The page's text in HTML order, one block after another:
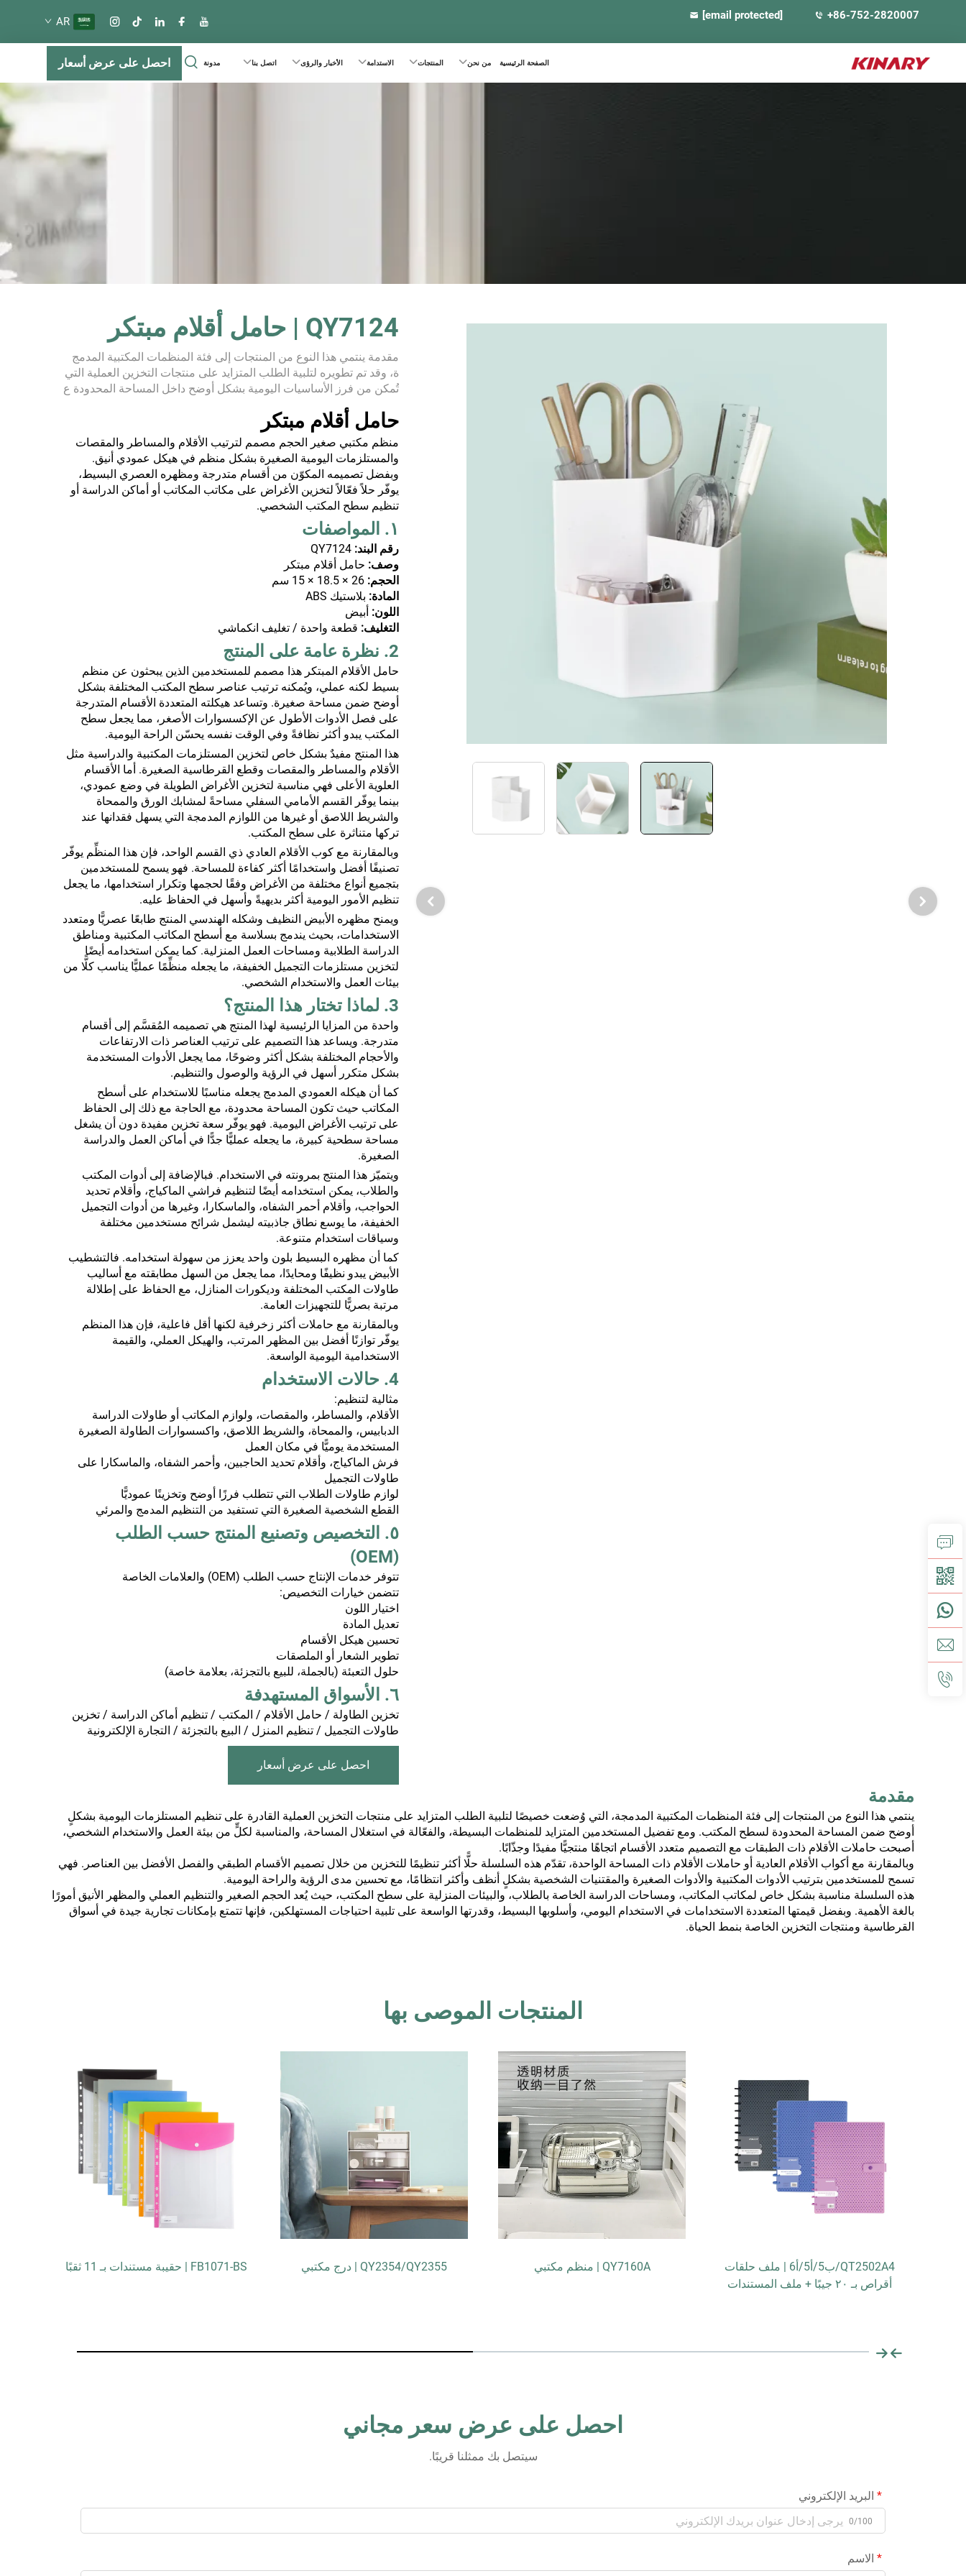
+86-752-2820007
[email protected]
AR
الصفحة الرئيسية من نحن المنتجات الاستدامة الأخبار والرؤى اتصل بنا مدونة احصل على عرض أسعار
QY7124 | حامل أقلام مبتكر
مقدمة ينتمي هذا النوع من المنتجات إلى فئة المنظمات المكتبية المدمج
ة، وقد تم تطويره لتلبية الطلب المتزايد على منتجات التخزين العملية التي
تُمكن من فرز الأساسيات اليومية بشكل أوضح داخل المساحة المحدودة ع
لى سطح المكتب. ومع تفضيل المستخدمين بشكل متزايد للمنظمات...
حامل أقلام مبتكر
منظم مكتبي صغير الحجم مصمم لترتيب الأقلام والمساطر والمقصات
والمستلزمات اليومية الصغيرة بشكل منظم في هيكل عمودي أنيق.
وبفضل تصميمه المكوّن من أقسام متدرجة ومظهره العصري البسيط،
يوفّر حلاً فعّالاً لتخزين الأغراض على مكاتب المكاتب أو أماكن الدراسة أو
تنظيم سطح المكتب الشخصي.
١. المواصفات
رقم البند: QY7124
وصف: حامل أقلام مبتكر
الحجم: 26 × 18.5 × 15 سم
المادة: بلاستيك ABS
اللون: أبيض
التغليف: قطعة واحدة / تغليف انكماشي
2. نظرة عامة على المنتج
حامل الأقلام المبتكر هذا مصمم للمستخدمين الذين يبحثون عن منظم
بسيط لكنه عملي، ويُمكنه ترتيب عناصر سطح المكتب المختلفة بشكل
أوضح ضمن مساحة صغيرة. وتساعد هيكلته المتعددة الأقسام المتدرجة
على فصل الأدوات الأطول عن الإكسسوارات الأصغر، مما يجعل سطح
المكتب يبدو أكثر نظافةً وفي الوقت نفسه يحسّن الراحة اليومية.
هذا المنتج مفيدٌ بشكل خاص لتخزين المستلزمات المكتبية والدراسية مثل
الأقلام والمساطر والمقصات وقطع القرطاسية الصغيرة. أما الأقسام
العلوية الأعلى فهي مناسبة لتخزين الأغراض الطويلة في وضع عمودي،
بينما يوفّر القسم الأمامي السفلي مساحةً لمشابك الورق والممحاة
والشريط اللاصق أو غيرها من اللوازم المدمجة التي يسهل فقدانها عند
تركها متناثرة على سطح المكتب.
وبالمقارنة مع كوب الأقلام العادي ذي القسم الواحد، فإن هذا المنظِّم يوفّر
تصنيفًا أفضل واستخدامًا أكثر كفاءة للمساحة. فهو يسمح للمستخدمين
بتجميع أنواع مختلفة من الأغراض وفقًا لحجمها وتكرار استخدامها، ما يجعل
تنظيم الأمور اليومية أكثر بديهيةً وأسهل في الحفاظ عليه.
ويمنح مظهره الأبيض النظيف وشكله الهندسي المنتج طابعًا عصريًّا ومتعدد
الاستخدامات، بحيث يندمج بسلاسة مع أسطح المكاتب المكتبية ومناطق
الدراسة الطلابية ومساحات العمل المنزلية. كما يمكن استخدامه أيضًا
لتخزين مستلزمات التجميل الخفيفة، ما يجعله منظِّمًا عمليًّا يناسب كلًّا من
بيئات العمل والاستخدام الشخصي.
3. لماذا تختار هذا المنتج؟
واحدة من المزايا الرئيسية لهذا المنتج هي تصميمه المُقسَّم إلى أقسام
متدرجة. ويساعد هذا التصميم على ترتيب العناصر ذات الارتفاعات
والأحجام المختلفة بشكل أكثر وضوحًا، مما يجعل الأدوات المستخدمة
بشكل متكرر أسهل في الرؤية والوصول والتنظيم.
كما أن هيكله العمودي المدمج يجعله مناسبًا للاستخدام على أسطح
المكاتب حيث تكون المساحة محدودة، مع الحاجة مع ذلك إلى الحفاظ
على ترتيب الأغراض اليومية. فهو يوفّر سعة تخزين مفيدة دون أن يشغل
مساحة سطحية كبيرة، ما يجعله عمليًّا جدًّا في أماكن العمل والدراسة
الصغيرة.
ويتميّز هذا المنتج بمرونته في الاستخدام. فبالإضافة إلى أدوات المكتب
والطلاب، يمكن استخدامه أيضًا لتنظيم فراشي الماكياج، وأقلام تحديد
الحواجب، وأقلام أحمر الشفاه، والماسكارا، وغيرها من أدوات التجميل
الخفيفة، ما يوسع نطاق جاذبيته ليشمل شرائح مستخدمين مختلفة
وسياقات استخدام متنوعة.
كما أن مظهره البسيط بلون واحد يعزز من سهولة استخدامه. فالتشطيب
الأبيض يبدو نظيفًا ومحايدًا، مما يجعل من السهل مطابقته مع أساليب
طاولات المكتب المختلفة وديكورات المنازل، مع الحفاظ على إطلالة
مرتبة بصريًّا للتجهيزات العامة.
وبالمقارنة مع حاملات أكثر زخرفية لكنها أقل فاعلية، فإن هذا المنظم
يوفّر توازنًا أفضل بين المظهر المرتب، والهيكل العملي، والقيمة
الاستخدامية اليومية الواسعة.
4. حالات الاستخدام
مثالية لتنظيم:
الأقلام، والمساطر، والمقصات، ولوازم المكاتب أو طاولات الدراسة
الدبابيس، والممحاة، والشريط اللاصق، واكسسوارات الطاولة الصغيرة
المستخدمة يوميًّا في مكان العمل
فرش الماكياج، وأقلام تحديد الحاجبين، وأحمر الشفاه، والماسكارا على
طاولات التجميل
لوازم طاولات الطلاب التي تتطلب فرزًا أوضح وتخزينًا عموديًّا
القطع الشخصية الصغيرة التي تستفيد من التنظيم المدمج والمرئي
٥. التخصيص وتصنيع المنتج حسب الطلب
(OEM)
تتوفر خدمات الإنتاج حسب الطلب (OEM) والعلامات الخاصة
تتضمن خيارات التخصيص:
اختيار اللون
تعديل المادة
تحسين هيكل الأقسام
تطوير الشعار أو الملصقات
حلول التعبئة (بالجملة، للبيع بالتجزئة، بعلامة خاصة)
٦. الأسواق المستهدفة
تخزين الطاولة / حامل الأقلام / المكتب / تنظيم أماكن الدراسة / تخزين
طاولات التجميل / تنظيم المنزل / البيع بالتجزئة / التجارة الإلكترونية
احصل على عرض أسعار
مقدمة
ينتمي هذا النوع من المنتجات إلى فئة المنظمات المكتبية المدمجة، التي وُضعت خصيصًا لتلبية الطلب المتزايد على منتجات التخزين العملية القادرة على تنظيم المستلزمات اليومية بشكلٍ
أوضح ضمن المساحة المحدودة لسطح المكتب. ومع تفضيل المستخدمين المتزايد للمنظمات البسيطة، والفعّالة في استغلال المساحة، والمناسبة لكلٍّ من بيئة العمل والاستخدام الشخصي،
أصبحت حاملات الأقلام ذات الطبقات مع التصميم متعدد الأقسام اتجاهًا منتجيًّا مفيدًا وجذّابًا.
وبالمقارنة مع أكواب الأقلام العادية أو حاملات الأقلام ذات المساحة الواحدة، تقدّم هذه السلسلة حلًّا أكثر تنظيمًا للتخزين من خلال تصميم الأقسام الطبقي والفصل الأفضل بين العناصر. فهي
تسمح للمستخدمين بترتيب الأدوات المكتبية والأدوات الصغيرة والمقتنيات الشخصية بشكلٍ أنظف وأكثر انتظامًا، مع تحسين مدى الرؤية والراحة اليومية.
هذه السلسلة مناسبة بشكل خاص لمكاتب المكاتب، ومساحات الدراسة الخاصة بالطلاب، والبيئات المنزلية على سطح المكتب، حيث يُعد الحجم الصغير والتنظيم العملي والمظهر الأنيق أمورًا
بالغة الأهمية. وبفضل قيمتها المتعددة الاستخدامات في الاستخدام اليومي، وأسلوبها البسيط، وقدرتها الواسعة على تلبية احتياجات المستهلكين، فإنها تتمتع بإمكانات تجارية جيدة في أسواق
القرطاسية ومنتجات التخزين الخاصة بنمط الحياة.
المنتجات الموصى بها
QT2502A4/ب5/أ5/أ6 | ملف حلقات
أقراص بـ ٢٠ جيبًا + ملف المستندات
QY7160A | منظم مكتبي QY2354/QY2355 | درج مكتبي FB1071-BS | حقيبة مستندات بـ 11 ثقبًا
احصل على عرض سعر مجاني
سيتصل بك ممثلنا قريبًا.
البريد الإلكتروني
0/100
الاسم